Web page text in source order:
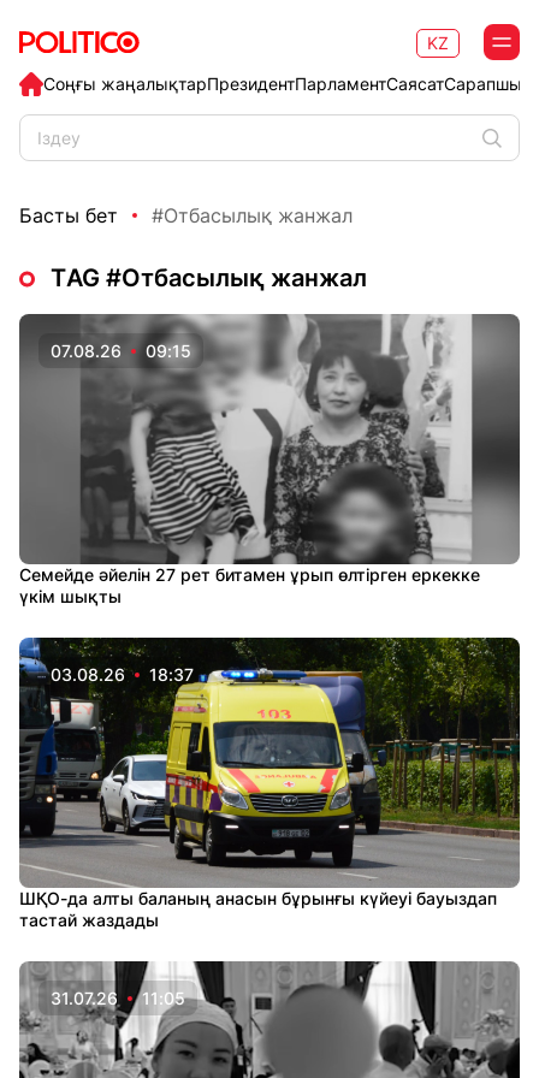
Соңғы жаңалықтарПрезидентПарламентСаясат
KZ
Басты бет #Отбасылық жанжал
ТAG #Отбасылық жанжал
07.08.26 09:15
Семейде әйелін 27 рет битамен ұрып өлтірген еркекке
үкім шықты
03.08.26 18:37
ШҚО-да алты баланың анасын бұрынғы күйеуі бауыздап
тастай жаздады
31.07.26 11:05